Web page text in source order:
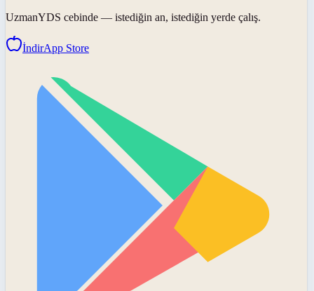
UzmanYDS cebinde — istediğin an, istediğin yerde çalış.
İndirApp Store